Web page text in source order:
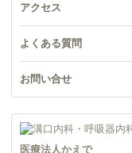
アクセス
よくある質問
お問い合せ
医療法人かえで